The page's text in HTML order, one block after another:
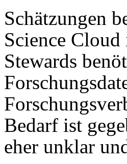
Schätzungen
Science Cloud
Stewards
Bedarf ist
eher unklar